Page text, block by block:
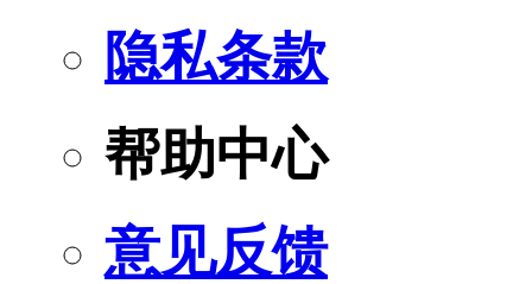
隐私条款
帮助中心
意见反馈